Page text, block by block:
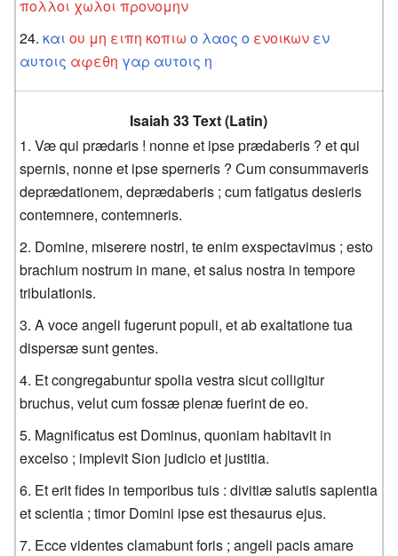
πολλοι χωλοι προνομην
και ου μη ειπη κοπιω ο λαος ο ενοικων εν
αυτοις αφεθη γαρ αυτοις η
Isaiah 33 Text (Latin)
Væ qui prædaris ! nonne et ipse prædaberis ? et qui
spernis, nonne et ipse sperneris ? Cum consummaveris
deprædationem, deprædaberis ; cum fatigatus desieris
contemnere, contemneris.
Domine, miserere nostri, te enim exspectavimus ; esto
brachium nostrum in mane, et salus nostra in tempore
tribulationis.
A voce angeli fugerunt populi, et ab exaltatione tua
dispersæ sunt gentes.
Et congregabuntur spolia vestra sicut colligitur
bruchus, velut cum fossæ plenæ fuerint de eo.
Magnificatus est Dominus, quoniam habitavit in
excelso ; implevit Sion judicio et justitia.
Et erit fides in temporibus tuis : divitiæ salutis sapientia
et scientia ; timor Domini ipse est thesaurus ejus.
Ecce videntes clamabunt foris ; angeli pacis amare